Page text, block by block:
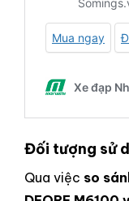
Đối tượng sử
Qua việc so